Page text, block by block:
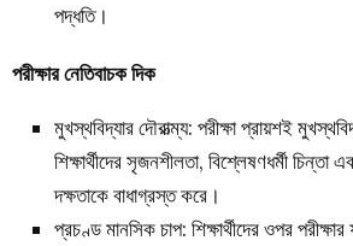
পদ্ধতি।
পরীক্ষার নেতিবাচক দিক
মুখস্থবিদ্যার দৌরাত্ম্য: পরীক্ষা প্রায়শই
শিক্ষার্থীদের সৃজনশীলতা, বিশ্লেষণধর্মী চিন্তা
দক্ষতাকে বাধাগ্রস্ত করে।
প্রচণ্ড মানসিক চাপ: শিক্ষার্থীদের ওপর